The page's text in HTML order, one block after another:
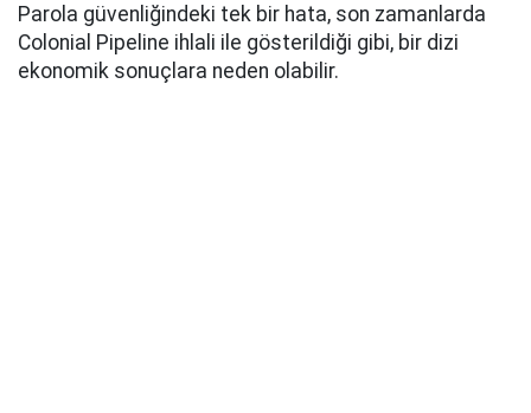
Parola güvenliğindeki tek bir hata, son zamanlarda
Colonial Pipeline ihlali ile gösterildiği gibi, bir dizi
ekonomik sonuçlara neden olabilir.